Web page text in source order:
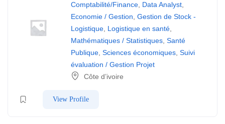
Comptabilité/Finance, Data Analyst,
Economie / Gestion, Gestion de Stock -
Logistique, Logistique en santé,
Mathématiques / Statistiques, Santé
Publique, Sciences économiques, Suivi
évaluation / Gestion Projet
Côte d’ivoire
View Profile